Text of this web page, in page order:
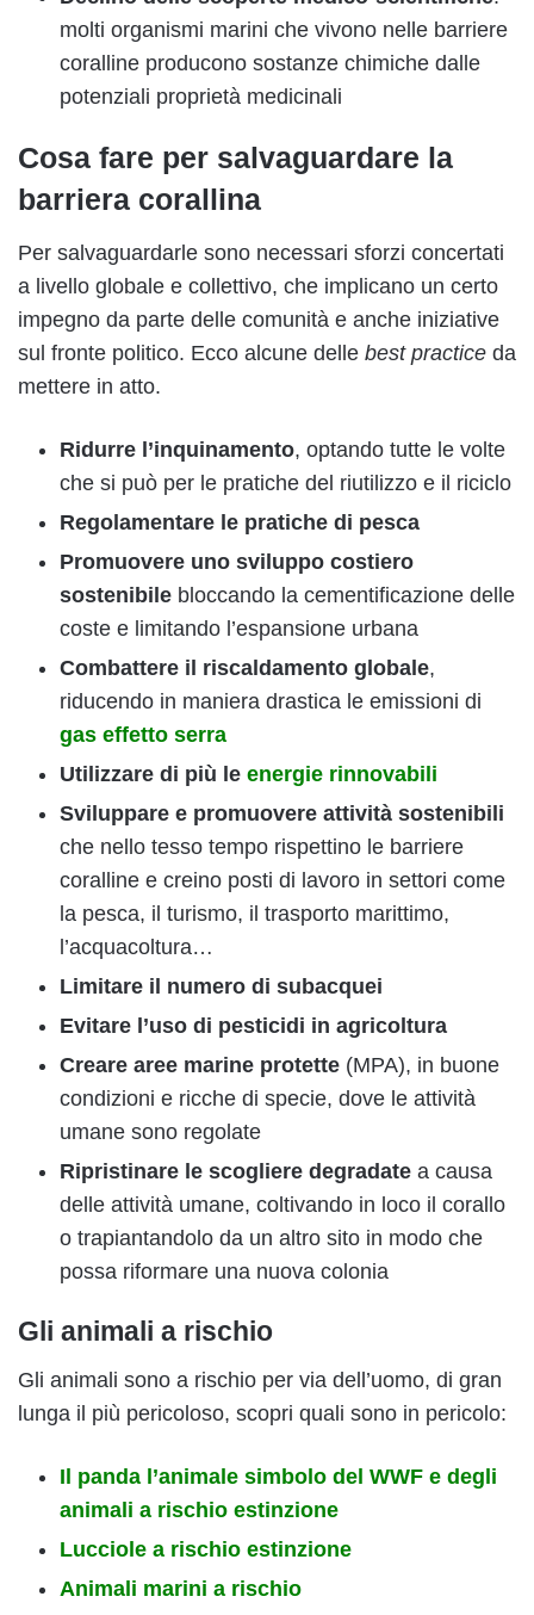
molti organismi marini che vivono nelle barriere
coralline producono sostanze chimiche dalle
potenziali proprietà medicinali
Cosa fare per salvaguardare la
barriera corallina
Per salvaguardarle sono necessari sforzi concertati
a livello globale e collettivo, che implicano un certo
impegno da parte delle comunità e anche iniziative
sul fronte politico. Ecco alcune delle best practice da
mettere in atto.
Ridurre l’inquinamento, optando tutte le volte
che si può per le pratiche del riutilizzo e il riciclo
Regolamentare le pratiche di pesca
Promuovere uno sviluppo costiero
sostenibile bloccando la cementificazione delle
coste e limitando l’espansione urbana
Combattere il riscaldamento globale,
riducendo in maniera drastica le emissioni di
gas effetto serra
Utilizzare di più le energie rinnovabili
Sviluppare e promuovere attività sostenibili
che nello tesso tempo rispettino le barriere
coralline e creino posti di lavoro in settori come
la pesca, il turismo, il trasporto marittimo,
l’acquacoltura…
Limitare il numero di subacquei
Evitare l’uso di pesticidi in agricoltura
Creare aree marine protette (MPA), in buone
condizioni e ricche di specie, dove le attività
umane sono regolate
Ripristinare le scogliere degradate a causa
delle attività umane, coltivando in loco il corallo
o trapiantandolo da un altro sito in modo che
possa riformare una nuova colonia
Gli animali a rischio
Gli animali sono a rischio per via dell’uomo, di gran
lunga il più pericoloso, scopri quali sono in pericolo:
Il panda l’animale simbolo del WWF e degli
animali a rischio estinzione
Lucciole a rischio estinzione
Animali marini a rischio